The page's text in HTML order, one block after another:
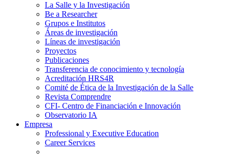
La Salle y la Investigación
Be a Researcher
Grupos e Institutos
Áreas de investigación
Líneas de investigación
Proyectos
Publicaciones
Transferencia de conocimiento y tecnología
Acreditación HRS4R
Comité de Ética de la Investigación de la Salle
Revista Comprendre
CFI- Centro de Financiación e Innovación
Observatorio IA
Empresa
Professional y Executive Education
Career Services